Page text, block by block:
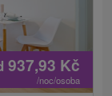
937,93 Kč
/noc/osoba